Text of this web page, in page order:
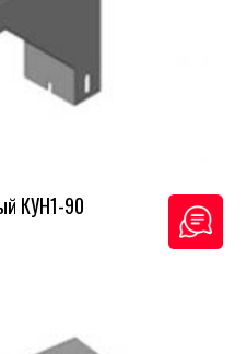
КУН1-90